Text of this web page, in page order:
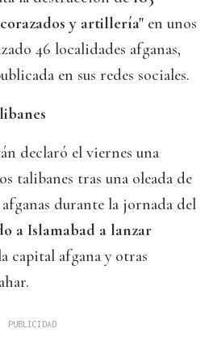
y artillería" en unos
46 localidades afganas,
en sus redes sociales.
declaró el viernes una
talibanes tras una oleada de
afganas durante la jornada del
a Islamabad a lanzar
capital afgana y otras